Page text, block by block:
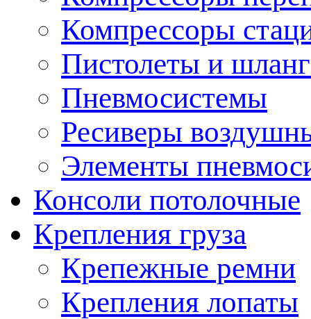
Компрессоры
Пистолеты и
Пневмосистемы
Ресиверы
Элементы
Консоли потолочные
Крепления груза
Крепежные ремни
Крепления лопаты